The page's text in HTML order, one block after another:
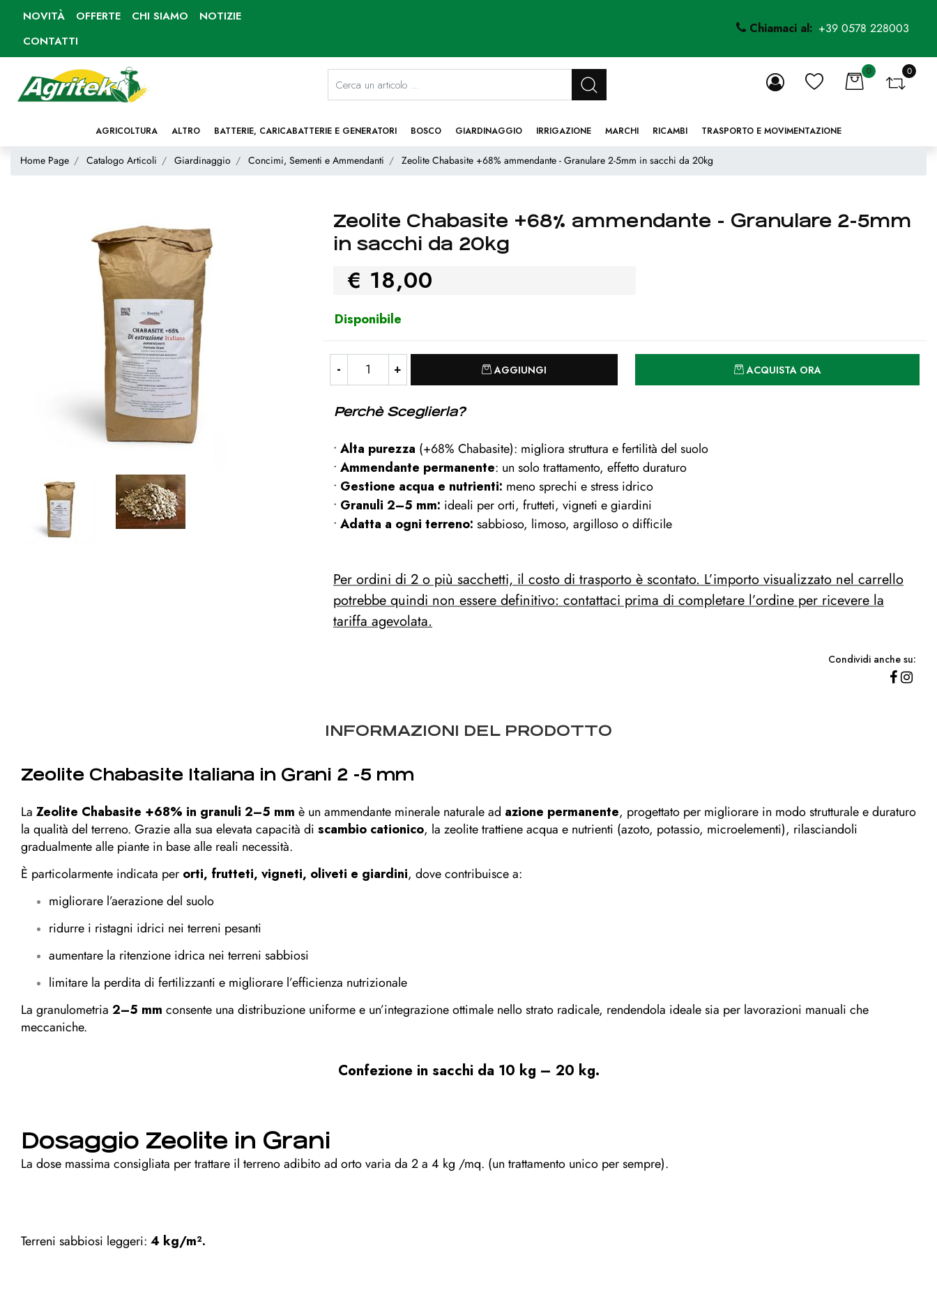
NOVITÀ OFFERTE CHI SIAMO
NOTIZIE
CONTATTI
Chiamaci al: +39 0578 228003
La modifica di un filtro aggiorna automaticamente gli altri filtri disponibili. 0 0
AGRICOLTURA ALTRO BATTERIE, CARICABATTERIE E GENERATORI BOSCO GIARDINAGGIO IRRIGAZIONE MARCHI RICAMBI TRASPORTO E MOVIMENTAZIONE
Home Page Catalogo Articoli Giardinaggio Concimi, Sementi e Ammendanti Zeolite Chabasite +68% ammendante - Granulare 2-5mm in sacchi da 20kg
Zeolite Chabasite +68% ammendante - Granulare 2-5mm
in sacchi da 20kg
€ 18,00
Disponibile
AGGIUNGI ACQUISTA ORA
Perchè Sceglierla?
• Alta purezza (+68% Chabasite): migliora struttura e fertilità del suolo
• Ammendante permanente: un solo trattamento, effetto duraturo
• Gestione acqua e nutrienti: meno sprechi e stress idrico
• Granuli 2–5 mm: ideali per orti, frutteti, vigneti e giardini
• Adatta a ogni terreno: sabbioso, limoso, argilloso o difficile
Per ordini di 2 o più sacchetti, il costo di trasporto è scontato. L’importo visualizzato nel carrello
potrebbe quindi non essere definitivo: contattaci prima di completare l’ordine per ricevere la
tariffa agevolata.
Condividi anche su:
INFORMAZIONI DEL PRODOTTO
Zeolite Chabasite Italiana in Grani 2 -5 mm
La Zeolite Chabasite +68% in granuli 2–5 mm è un ammendante minerale naturale ad azione permanente, progettato per migliorare in modo strutturale e duraturo
la qualità del terreno. Grazie alla sua elevata capacità di scambio cationico, la zeolite trattiene acqua e nutrienti (azoto, potassio, microelementi), rilasciandoli
gradualmente alle piante in base alle reali necessità.
È particolarmente indicata per orti, frutteti, vigneti, oliveti e giardini, dove contribuisce a:
migliorare l’aerazione del suolo
ridurre i ristagni idrici nei terreni pesanti
aumentare la ritenzione idrica nei terreni sabbiosi
limitare la perdita di fertilizzanti e migliorare l’efficienza nutrizionale
La granulometria 2–5 mm consente una distribuzione uniforme e un’integrazione ottimale nello strato radicale, rendendola ideale sia per lavorazioni manuali che
meccaniche.
Confezione in sacchi da 10 kg – 20 kg.
Dosaggio Zeolite in Grani
La dose massima consigliata per trattare il terreno adibito ad orto varia da 2 a 4 kg /mq. (un trattamento unico per sempre).
Terreni sabbiosi leggeri: 4 kg/m².